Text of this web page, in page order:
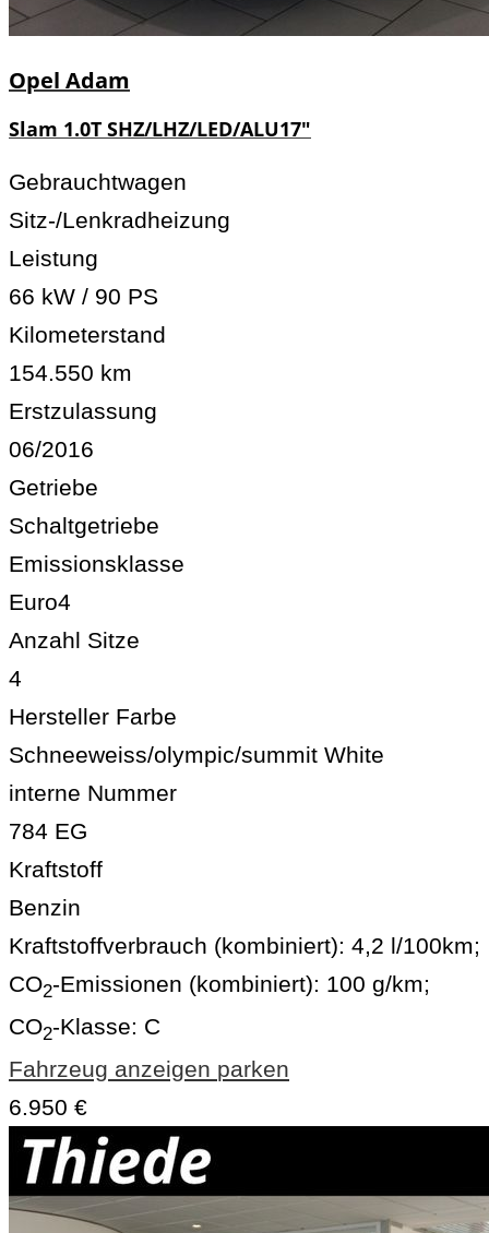
Opel Adam
Slam 1.0T SHZ/LHZ/LED/ALU17"
Gebrauchtwagen
Sitz-/Lenkradheizung
Leistung
66 kW / 90 PS
Kilometerstand
154.550 km
Erstzulassung
06/2016
Getriebe
Schaltgetriebe
Emissionsklasse
Euro4
Anzahl Sitze
4
Hersteller Farbe
Schneeweiss/olympic/summit White
interne Nummer
784 EG
Kraftstoff
Benzin
Kraftstoffverbrauch (kombiniert): 4,2 l/100km;
CO2-Emissionen (kombiniert): 100 g/km;
CO2-Klasse: C
Fahrzeug anzeigen parken
6.950 €